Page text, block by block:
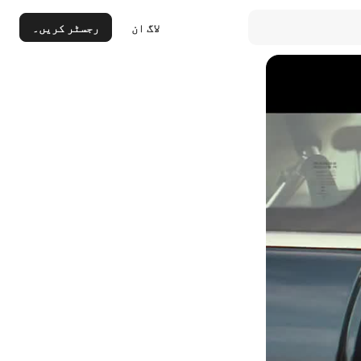
لاگ ان رجسٹر کریں۔